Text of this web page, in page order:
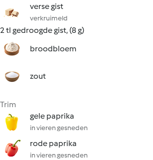
verse gist
verkruimeld
2 tl gedroogde gist, (8 g)
broodbloem
zout
Trim
gele paprika
in vieren gesneden
rode paprika
in vieren gesneden